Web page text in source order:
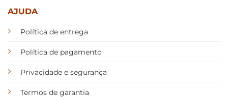
AJUDA
Política de entrega
Política de pagamento
Privacidade e segurança
Termos de garantia